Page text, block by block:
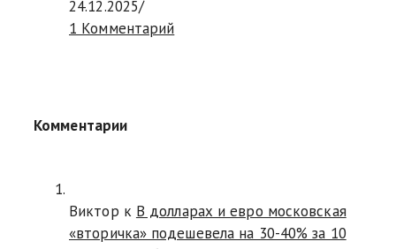
24.12.2025/
1 Комментарий
Комментарии
Виктор к В долларах и евро московская
«вторичка» подешевела на 30-40% за 10